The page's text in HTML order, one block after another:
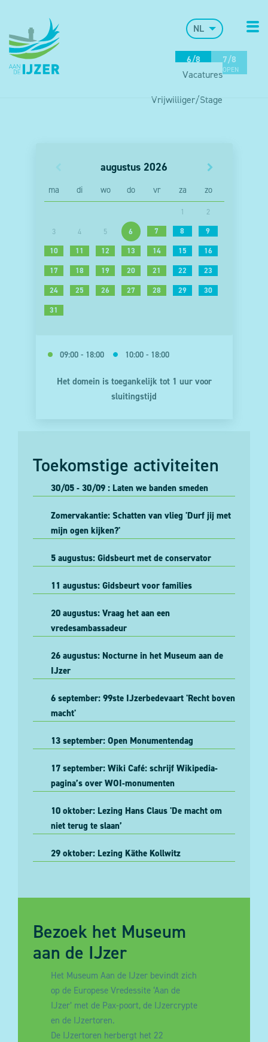
NL
6/8
OPEN
7/8
OPEN
Vacatures
Vrijwilliger/Stage
augustus 2026
za
1
3
4 6 7 8
17
09:00 - 18:00 10:00 - 18:00
Het domein is toegankelijk tot 1 uur voor
sluitingstijd
Toekomstige activiteiten
30/05 - 30/09 : Laten we banden smeden
Zomervakantie: Schatten van vlieg 'Durf jij met
mijn ogen kijken?'
5 augustus: Gidsbeurt met de conservator
11 augustus: Gidsbeurt voor families
20 augustus: Vraag het aan een
vredesambassadeur
26 augustus: Nocturne in het Museum aan de
IJzer
6 september: 99ste IJzerbedevaart 'Recht boven
macht'
13 september: Open Monumentendag
17 september: Wiki Café: schrijf Wikipedia-
pagina’s over WOI-monumenten
10 oktober: Lezing Hans Claus 'De macht om
niet terug te slaan’
29 oktober: Lezing Käthe Kollwitz
Bezoek het Museum
aan de IJzer
Het Museum Aan de IJzer bevindt zich
op de Europese Vredessite ‘Aan de
IJzer’ met de Pax-poort, de IJzercrypte
en de IJzertoren.
De IJzertoren herbergt het 22